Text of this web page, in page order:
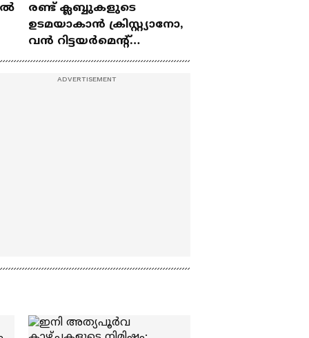
|
രണ്ട്‌ ക്ലബ്ബുകളുടെ
ഉടമയാകാന്‍ ക്രിസ്റ്റ്യാനോ,
വന്‍ റിട്ടയര്‍മെന്റ്‌
പദ്ധതികള്‍ | Cristiano